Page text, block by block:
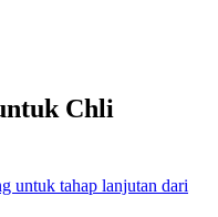
Chli
untuk tahap lanjutan dari